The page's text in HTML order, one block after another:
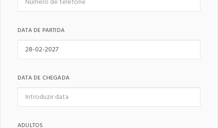
DATA DE PARTIDA
DATA DE CHEGADA
ADULTOS